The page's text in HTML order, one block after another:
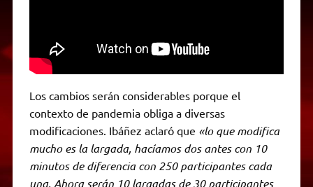
Los cambios serán considerables porque el
contexto de pandemia obliga a diversas
modificaciones. Ibáñez aclaró que «lo que modifica
mucho es la largada, hacíamos dos antes con 10
minutos de diferencia con 250 participantes cada
una. Ahora serán 10 largadas de 30 participantes